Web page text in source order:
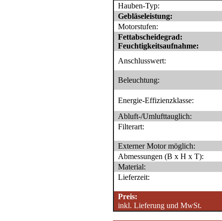
Hauben-Typ:
Gebläseleistung:
Motorstufen:
Fettabscheidegrad:
Feuchtigkeitsaufnahme:
Anschlusswert:
Beleuchtung:
Energie-Effizienzklasse:
Abluft-/Umlufttauglich:
Filterart:
Externer Motor möglich:
Abmessungen (B x H x T):
Material:
Lieferzeit:
Preis:
inkl. Lieferung und MwSt.